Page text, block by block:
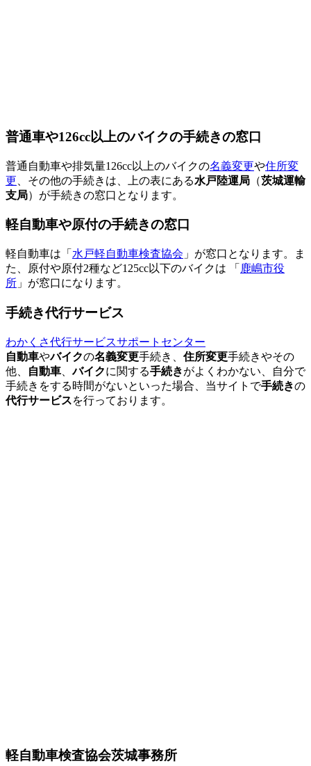
普通車や126cc以上のバイクの手続きの窓口
普通自動車や排気量126cc以上のバイクの名義変更や住所変
更 、その他の手続きは、上の表にある水戸陸運局 （茨城運輸
支局）が手続きの窓口となります。
軽自動車や原付の手続きの窓口
軽自動車は「 水戸軽自動車検査協会 」が窓口となります。ま
た、原付や原付2種など125cc以下のバイクは 「 鹿嶋市役
所 」が窓口になります。
手続き代行サービス
わかくさ代行サービスサポートセンター
自動車やバイクの名義変更手続き、 住所変更手続きやその
他、
自動車 、バイクに関する手続きがよくわかない、自分で
手続きをする時間がないといった場合、当サイトで手続きの
代行サービスを行っております。
軽自動車検査協会茨城事務所